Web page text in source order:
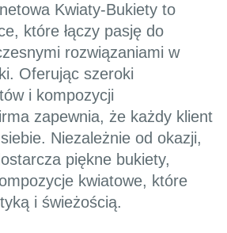
Kwiaty-Bukiety to
które łączy pasję do
rozwiązaniami w
Oferując szeroki
i kompozycji
zapewnia, że każdy klient
Niezależnie od okazji,
piękne bukiety,
kwiatowe, które
i świeżością.